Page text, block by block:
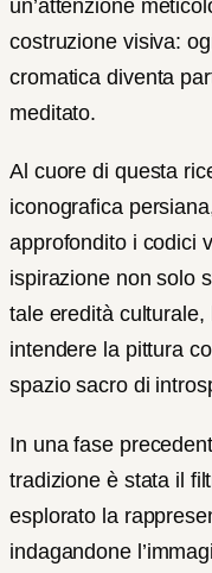
un’attenzione
costruzione visiva:
cromatica diventa
meditato.
Al cuore di questa
iconografica
approfondito i codici
ispirazione non solo
tale eredità culturale,
intendere la pittura
spazio sacro di
In una fase
tradizione è stata il
esplorato la
indagandone